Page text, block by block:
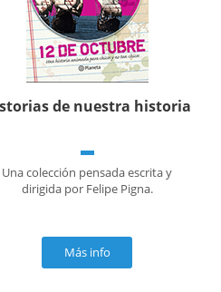
de nuestra historia
Una colección pensada escrita y
dirigida por Felipe Pigna.
Más info